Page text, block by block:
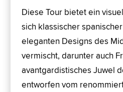
Diese Tour bietet ein
sich klassischer
eleganten Designs des
vermischt, darunter auch
avantgardistisches Juwel
entworfen vom